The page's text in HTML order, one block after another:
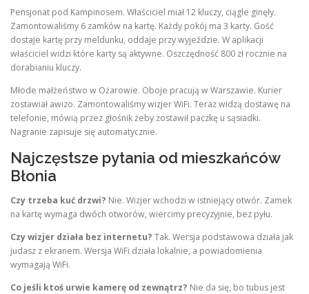
Pensjonat pod Kampinosem. Właściciel miał 12 kluczy, ciągle ginęły.
Zamontowaliśmy 6 zamków na kartę. Każdy pokój ma 3 karty. Gość
dostaje kartę przy meldunku, oddaje przy wyjeździe. W aplikacji
właściciel widzi które karty są aktywne. Oszczędność 800 zł rocznie na
dorabianiu kluczy.
Młode małżeństwo w Ożarowie. Oboje pracują w Warszawie. Kurier
zostawiał awizo. Zamontowaliśmy wizjer WiFi. Teraz widzą dostawę na
telefonie, mówią przez głośnik żeby zostawił paczkę u sąsiadki.
Nagranie zapisuje się automatycznie.
Najczęstsze pytania od mieszkańców
Błonia
Czy trzeba kuć drzwi? Nie. Wizjer wchodzi w istniejący otwór. Zamek
na kartę wymaga dwóch otworów, wiercimy precyzyjnie, bez pyłu.
Czy wizjer działa bez internetu? Tak. Wersja podstawowa działa jak
judasz z ekranem. Wersja WiFi działa lokalnie, a powiadomienia
wymagają WiFi.
Co jeśli ktoś urwie kamerę od zewnątrz? Nie da się, bo tubus jest